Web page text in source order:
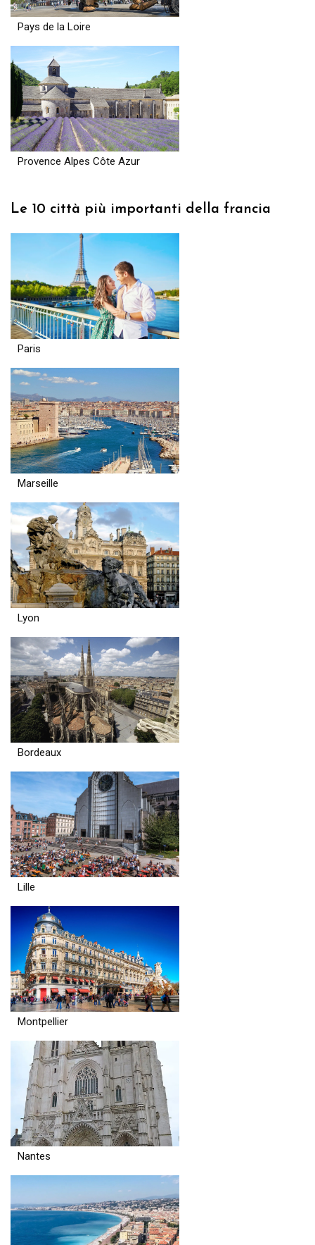
Pays de la Loire
Provence Alpes Côte Azur
Le 10 città più importanti della francia
Paris
Marseille
Lyon
Bordeaux
Lille
Montpellier
Nantes